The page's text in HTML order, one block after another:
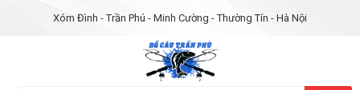
Xóm Đình - Trần Phú - Minh Cường - Thường Tín - Hà Nội